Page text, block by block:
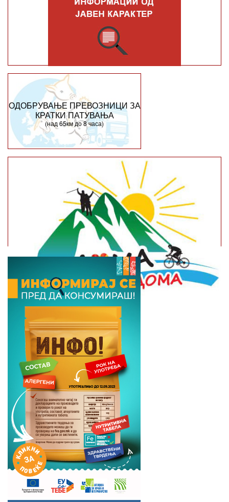
ОДОБРУВАЊЕ ПРЕВОЗНИЦИ ЗА
КРАТКИ ПАТУВАЊА
(над 65км до 8 часа)